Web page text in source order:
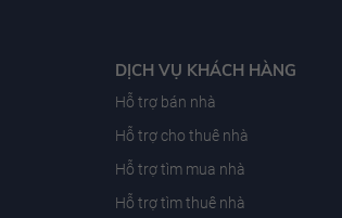
DỊCH VỤ KHÁCH HÀNG
Hỗ trợ bán nhà
Hỗ trợ cho thuê nhà
Hỗ trợ tìm mua nhà
Hỗ trợ tìm thuê nhà